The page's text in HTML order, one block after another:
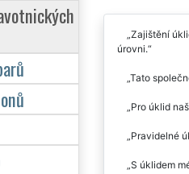
Zajištění
úrovni.
Tato
Pro úklid
Pravidelné
S úklidem